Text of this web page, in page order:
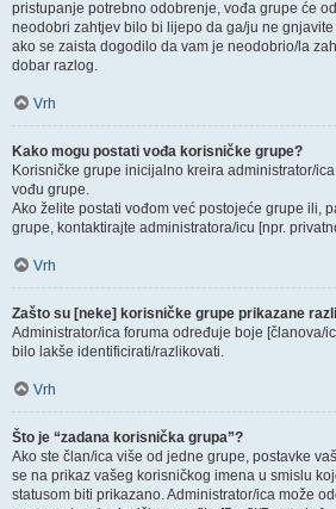
pristupanje potrebno odobrenje, vođa grupe će
neodobri zahtjev bilo bi lijepo da ga/ju ne
ako se zaista dogodilo da vam je neodobrio/la
dobar razlog.
Vrh
Kako mogu postati vođa korisničke grupe?
Korisničke grupe inicijalno kreira administrator/
vođu grupe.
Ako želite postati vođom već postojeće grupe ili,
grupe, kontaktirajte administratora/icu [npr.
Vrh
Zašto su [neke] korisničke grupe prikazane
Administrator/ica foruma određuje boje [članova/
bilo lakše identificirati/razlikovati.
Vrh
Što je “zadana korisnička grupa”?
Ako ste član/ica više od jedne grupe, postavke
se na prikaz vašeg korisničkog imena u smislu
statusom biti prikazano. Administrator/ica može